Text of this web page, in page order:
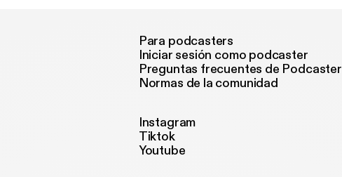
Para podcasters
Iniciar sesión como podcaster
Preguntas frecuentes de Podcaster
Normas de la comunidad
Instagram
Tiktok
Youtube